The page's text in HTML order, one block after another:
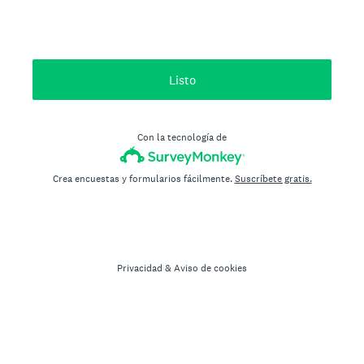
Listo
Con la tecnología de
Crea encuestas y formularios fácilmente.Suscríbete gratis.
Privacidad &Aviso de cookies